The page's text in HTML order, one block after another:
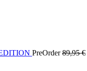
PreOrder 89,95€